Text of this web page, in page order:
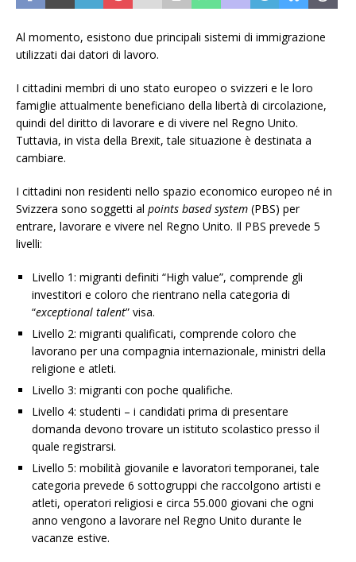
Al momento, esistono due principali sistemi di immigrazione
utilizzati dai datori di lavoro.
I cittadini membri di uno stato europeo o svizzeri e le loro
famiglie attualmente beneficiano della libertà di circolazione,
quindi del diritto di lavorare e di vivere nel Regno Unito.
Tuttavia, in vista della Brexit, tale situazione è destinata a
cambiare.
I cittadini non residenti nello spazio economico europeo né in
Svizzera sono soggetti al points based system (PBS) per
entrare, lavorare e vivere nel Regno Unito. Il PBS prevede 5
livelli:
Livello 1: migranti definiti “High value”, comprende gli
investitori e coloro che rientrano nella categoria di
“exceptional talent” visa.
Livello 2: migranti qualificati, comprende coloro che
lavorano per una compagnia internazionale, ministri della
religione e atleti.
Livello 3: migranti con poche qualifiche.
Livello 4: studenti – i candidati prima di presentare
domanda devono trovare un istituto scolastico presso il
quale registrarsi.
Livello 5: mobilità giovanile e lavoratori temporanei, tale
categoria prevede 6 sottogruppi che raccolgono artisti e
atleti, operatori religiosi e circa 55.000 giovani che ogni
anno vengono a lavorare nel Regno Unito durante le
vacanze estive.